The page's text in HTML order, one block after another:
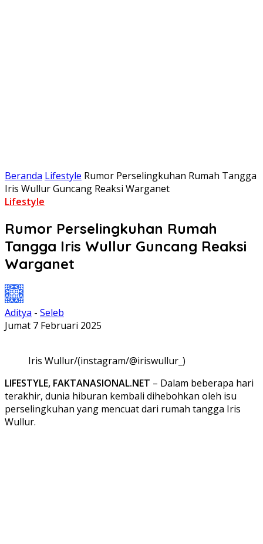
Beranda Lifestyle Rumor Perselingkuhan Rumah Tangga
Iris Wullur Guncang Reaksi Warganet
Lifestyle
Rumor Perselingkuhan Rumah
Tangga Iris Wullur Guncang Reaksi
Warganet
Aditya - Seleb
Jumat 7 Februari 2025
Iris Wullur/(instagram/@iriswullur_)
LIFESTYLE, FAKTANASIONAL.NET – Dalam beberapa hari
terakhir, dunia hiburan kembali dihebohkan oleh isu
perselingkuhan yang mencuat dari rumah tangga Iris
Wullur.